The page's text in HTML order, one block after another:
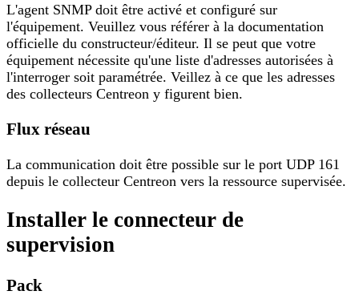
L'agent SNMP doit être activé et configuré sur
l'équipement. Veuillez vous référer à la documentation
officielle du constructeur/éditeur. Il se peut que votre
équipement nécessite qu'une liste d'adresses autorisées à
l'interroger soit paramétrée. Veillez à ce que les adresses
des collecteurs Centreon y figurent bien.
Flux réseau
La communication doit être possible sur le port UDP 161
depuis le collecteur Centreon vers la ressource supervisée.
Installer le connecteur de
supervision
Pack